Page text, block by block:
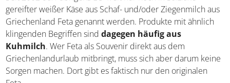
Seit 2002 darf übrigens EU-weit nur noch in Salzlake
gereifter weißer Käse aus Schaf- und/oder Ziegenmilch
aus Griechenland Feta genannt werden. Produkte mit
ähnlich klingenden Begriffen sind dagegen häufig aus
Kuhmilch. Wer Feta als Souvenir direkt aus dem
Griechenlandurlaub mitbringt, muss sich aber darum
keine Sorgen machen. Dort gibt es faktisch nur den